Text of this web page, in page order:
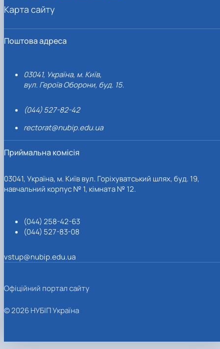
Поштова адреса
03041, Україна, м. Київ,
вул. Героїв Оборони, буд. 15.
(044) 527-82-42
rectorat@nubip.edu.ua
Приймальна комісія
03041, Україна, м. Київ вул. Горіхуватський шлях, буд. 19,
навчальний корпус № 1, кімната № 12.
(044) 258-42-63
(044) 527-83-08
vstup@nubip.edu.ua
Карта сайту
Офіційний портал сайту
© 2026 НУБІП Україна